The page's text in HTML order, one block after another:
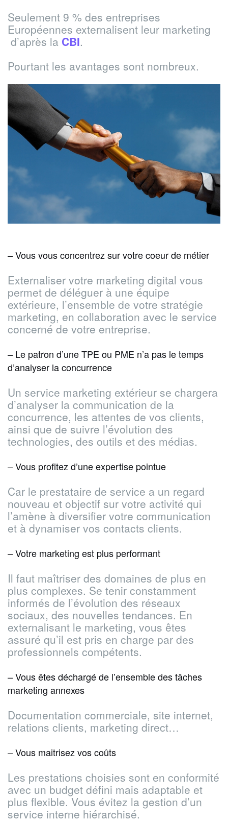
Seulement 9 % des entreprises
Européennes externalisent leur marketing
d’après la CBI.
Pourtant les avantages sont nombreux.
– Vous vous concentrez sur votre coeur de métier
Externaliser votre marketing digital vous
permet de déléguer à une équipe
extérieure, l’ensemble de votre stratégie
marketing, en collaboration avec le service
concerné de votre entreprise.
– Le patron d’une TPE ou PME n’a pas le temps
d’analyser la concurrence
Un service marketing extérieur se chargera
d’analyser la communication de la
concurrence, les attentes de vos clients,
ainsi que de suivre l’évolution des
technologies, des outils et des médias.
– Vous profitez d’une expertise pointue
Car le prestataire de service a un regard
nouveau et objectif sur votre activité qui
l’amène à diversifier votre communication
et à dynamiser vos contacts clients.
– Votre marketing est plus performant
Il faut maîtriser des domaines de plus en
plus complexes. Se tenir constamment
informés de l’évolution des réseaux
sociaux, des nouvelles tendances. En
externalisant le marketing, vous êtes
assuré qu’il est pris en charge par des
professionnels compétents.
– Vous êtes déchargé de l’ensemble des tâches
marketing annexes
Documentation commerciale, site internet,
relations clients, marketing direct…
– Vous maitrisez vos coûts
Les prestations choisies sont en conformité
avec un budget défini mais adaptable et
plus flexible. Vous évitez la gestion d’un
service interne hiérarchisé.